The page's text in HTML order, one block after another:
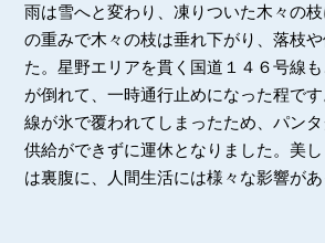
雨は雪へと変わり、凍りついた木々の
の重みで木々の枝は垂れ下がり、落枝
た。星野エリアを貫く国道１４６号線
が倒れて、一時通行止めになった程で
線が氷で覆われてしまったため、パン
供給ができずに運休となりました。美
は裏腹に、人間生活には様々な影響があ